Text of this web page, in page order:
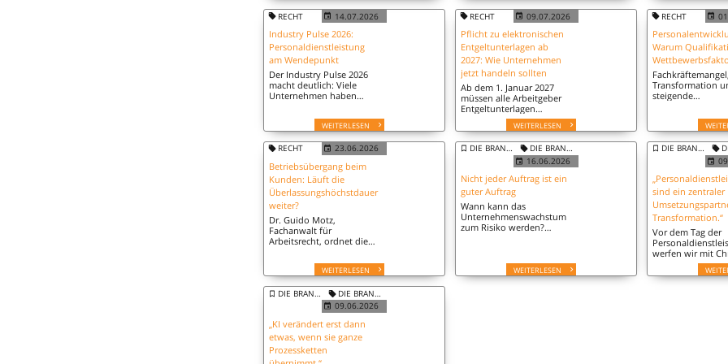
können dabei eine
wichtige Brücke zwischen
Unternehmen und
wechselbereiten
Beschäftigten bauen.
dabei?
von Honoraren
beschäftigt.
RECHT 14.07.2026
Industry Pulse 2026:
Personaldienstleistung
am Wendepunkt
Der Industry Pulse 2026
macht deutlich: Viele
Unternehmen haben
eingeschlagen. Jetzt
kommt es darauf an, ihn
konsequent
weiterzugehen.
WEITERLESEN
RECHT 09.07.2026
Pflicht zu elektronischen
Entgeltunterlagen ab
2027: Wie Unternehmen
jetzt handeln sollten
Ab dem 1. Januar 2027
müssen alle Arbeitgeber
Entgeltunterlagen
elektronisch und
revisionssicher führen.
Wir ordnen ein, was das
für Unternehmen konkret
WEITERLESEN
RECHT
Warum
Fachkräftemangel,
Transformation
steigende
verändern den
Arbeitsmarkt. Für
strategische
umso wichtiger.
RECHT 23.06.2026
Betriebsübergang beim
Kunden: Läuft die
Überlassungshöchstdauer
weiter?
Dr. Guido Motz,
Fachanwalt für
Arbeitsrecht, ordnet die
Generalanwalts ein.
WEITERLESEN
DIE BRANCHE
DIE BRANCHE
16.06.2026
Nicht jeder Auftrag ist ein
guter Auftrag
Wann kann das
Unternehmenswachstum
zum Risiko werden?
Personaldienstleister auf.
WEITERLESEN
DIE BRANCHE
sind ein zentraler
Transformation.“
Vor dem Tag der
werfen wir mit
Baumann einen
den Status quo
DIE BRANCHE
DIE BRANCHE
09.06.2026
„KI verändert erst dann
etwas, wenn sie ganze
Prozessketten